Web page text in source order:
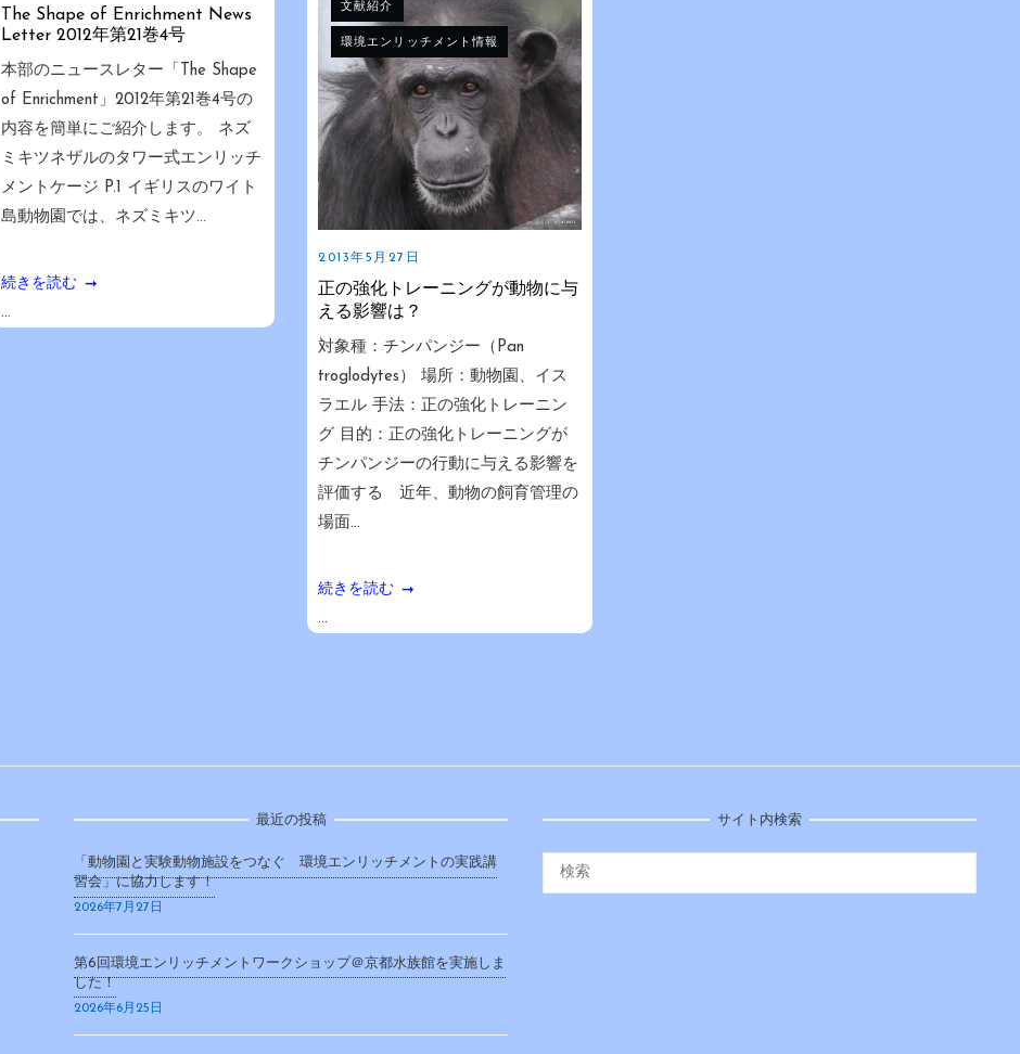
The Shape of Enrichment News
Letter 2012年第21巻4号
本部のニュースレター「The Shape
of Enrichment」2012年第21巻4号の
内容を簡単にご紹介します。 ネズ
ミキツネザルのタワー式エンリッチ
メントケージ P.1 イギリスのワイト
島動物園では、ネズミキツ...
続きを読む
...
文献紹介
環境エンリッチメント情報
2013年5月27日
正の強化トレーニングが動物に与
える影響は？
対象種：チンパンジー（Pan
troglodytes） 場所：動物園、イス
ラエル 手法：正の強化トレーニン
グ 目的：正の強化トレーニングが
チンパンジーの行動に与える影響を
評価する 近年、動物の飼育管理の
場面...
続きを読む
...
最近の投稿
「動物園と実験動物施設をつなぐ 環境エンリッチメントの実践講
習会」に協力します！
2026年7月27日
第6回環境エンリッチメントワークショップ＠京都水族館を実施しま
した！
2026年6月25日
サイト内検索